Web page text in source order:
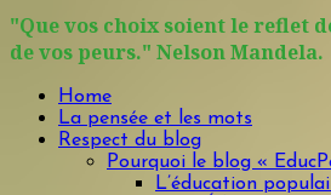
"Que vos choix soient le reflet
de vos peurs." Nelson Mandela.
Home
La pensée et les mots
Respect du blog
Pourquoi le blog «
L’éducation